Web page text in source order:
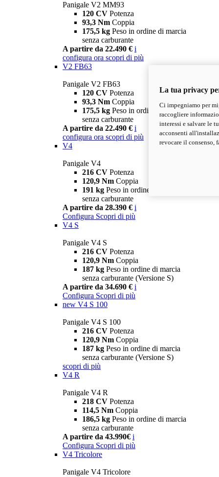
Panigale V2 MM93
120 CV Potenza
93,3 Nm Coppia
175,5 kg Peso in ordine di marcia
senza carburante
A partire da 22.490 € i
configura ora scopri di più
V2 FB63
Panigale V2 FB63
120 CV Potenza
93,3 Nm Coppia
175,5 kg Peso in ordine di marcia
senza carburante
A partire da 22.490 € i
configura ora scopri di più
V4
Panigale V4
216 CV Potenza
120,9 Nm Coppia
191 kg Peso in ordine di marcia
senza carburante
A partire da 28.390 € i
Configura Scopri di più
V4 S
Panigale V4 S
216 CV Potenza
120,9 Nm Coppia
187 kg Peso in ordine di marcia
senza carburante (Versione S)
A partire da 34.690 € i
Configura Scopri di più
new V4 S 100
Panigale V4 S 100
216 CV Potenza
120,9 Nm Coppia
187 kg Peso in ordine di marcia
senza carburante (Versione S)
scopri di più
V4 R
Panigale V4 R
218 CV Potenza
114,5 Nm Coppia
186,5 kg Peso in ordine di marcia
senza carburante
A partire da 43.990€ i
Configura Scopri di più
V4 Tricolore
Panigale V4 Tricolore
La tua privacy
Ci impegniamo per
raccogliere
interessi e salvare le
acconsenti
revocare il consenso,